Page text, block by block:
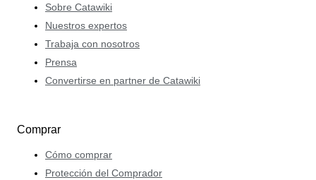
Sobre Catawiki
Nuestros expertos
Trabaja con nosotros
Prensa
Convertirse en partner de Catawiki
Comprar
Cómo comprar
Protección del Comprador